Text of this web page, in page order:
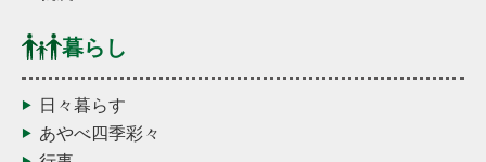
暮らし
日々暮らす
あやべ四季彩々